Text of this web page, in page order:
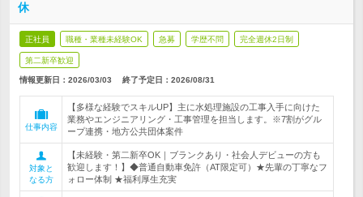
休
正社員 職種・業種未経験OK 急募 学歴不問 完全週休2日制
第二新卒歓迎
情報更新日：2026/03/03 終了予定日： 2026/08/31
仕事内容
【多様な経験でスキルUP】主に水処理施設の工事入手に向けた
業務やエンジニアリング・工事管理を担当します。※7割がグル
ープ連携・地方公共団体案件
対象と
なる方
【未経験・第二新卒OK｜ブランクあり・社会人デビューの方も
歓迎します！】◆普通自動車免許（AT限定可）★先輩の丁寧なフ
ォロー体制 ★福利厚生充実